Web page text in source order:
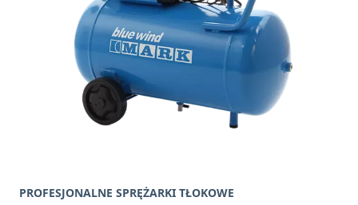
PROFESJONALNE SPRĘŻARKI TŁOKOWE